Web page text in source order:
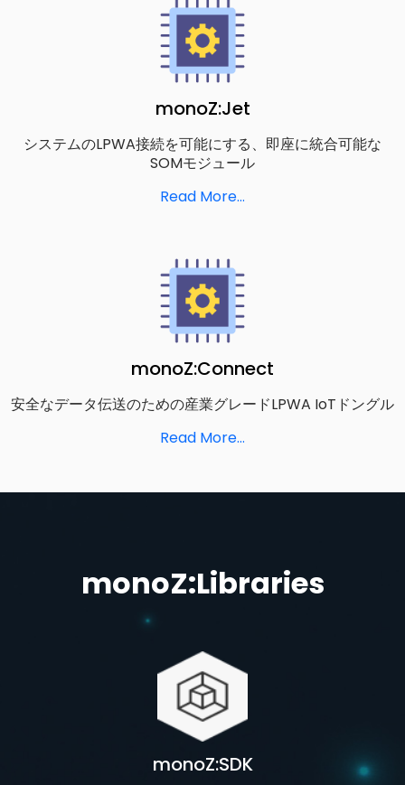
monoZ:Jet
システムのLPWA接続を可能にする、即座に統合可能な
SOMモジュール
Read More…
monoZ:Connect
安全なデータ伝送のための産業グレードLPWA IoTドングル
Read More…
monoZ:Libraries
monoZ:SDK